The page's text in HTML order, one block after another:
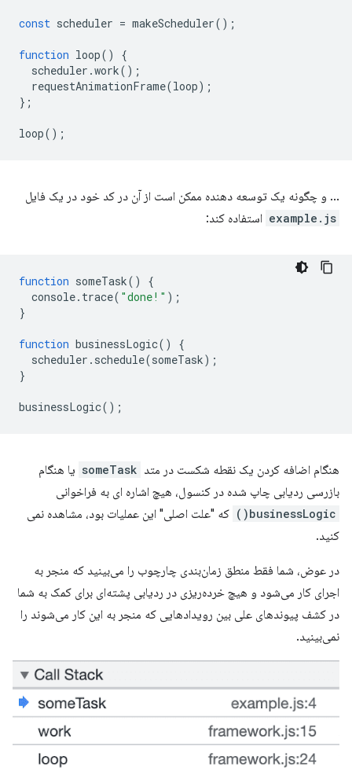
const scheduler = makeScheduler();
function loop()
{
scheduler .work();
requestAnimationFrame(loop);
};
loop();
... و چگونه یک توسعه دهنده ممکن است از آن در کد خود در یک فایل
example.js استفاده کند:
function someTask()
{
console. trace( "done!" );
}
function businessLogic()
{
scheduler . schedule(someTask);
}
businessLogic();
هنگام اضافه کردن یک نقطه شکست در متد someTask یا هنگام
بازرسی ردیابی چاپ شده در کنسول، هیچ اشاره ای به فراخوانی
businessLogic()
که "علت اصلی" این عملیات بود، مشاهده نمی
کنید.
در عوض، شما فقط منطق زمان‌بندی چارچوب را می‌بینید که منجر به
اجرای کار می‌شود و هیچ خرده‌ریزی در ردیابی پشته‌ای برای کمک به شما
در کشف پیوندهای علی بین رویدادهایی که منجر به این کار می‌شوند را
نمی‌بینید.